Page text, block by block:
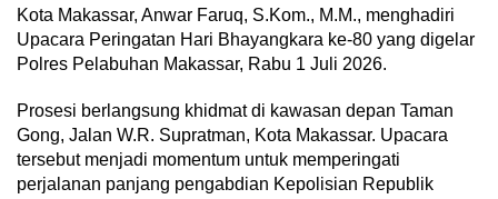
Kota Makassar, Anwar Faruq, S.Kom., M.M., menghadiri
Upacara Peringatan Hari Bhayangkara ke-80 yang digelar
Polres Pelabuhan Makassar, Rabu 1 Juli 2026.
Prosesi berlangsung khidmat di kawasan depan Taman
Gong, Jalan W.R. Supratman, Kota Makassar. Upacara
tersebut menjadi momentum untuk memperingati
perjalanan panjang pengabdian Kepolisian Republik